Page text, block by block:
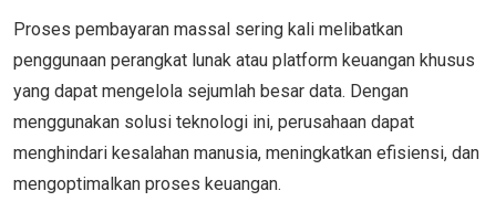
Proses pembayaran massal sering kali melibatkan
penggunaan perangkat lunak atau platform keuangan khusus
yang dapat mengelola sejumlah besar data. Dengan
menggunakan solusi teknologi ini, perusahaan dapat
menghindari kesalahan manusia, meningkatkan efisiensi, dan
mengoptimalkan proses keuangan.